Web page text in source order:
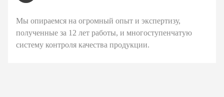
Мы опираемся на огромный опыт и экспертизу,
полученные за 12 лет работы, и многоступенчатую
систему контроля качества продукции.